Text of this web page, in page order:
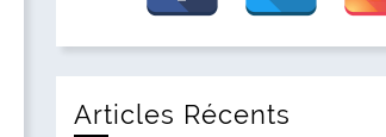
Articles Récents